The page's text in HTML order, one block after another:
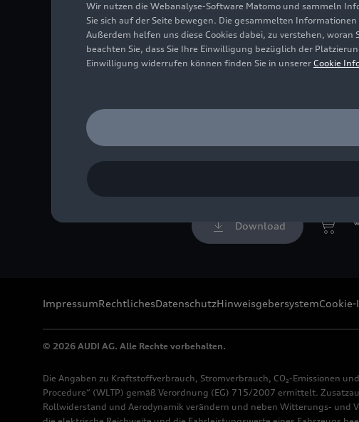
Rechte: Verwendung für
Download
ImpressumRechtlichesDatenschutzHinweisgebersystem
© 2026 AUDI AG. Alle Rechte vorbehalten.
Die Angaben zu Kraftstoffverbrauch, Stromverbrauch, CO₂-Emissionen
Procedure“ (WLTP) gemäß Verordnung (EG) 715/2007 ermittelt.
Rollwiderstand und Aerodynamik verändern und neben Witterungs- und
Wir nutzen die Webanalyse-Software Matomo und sammeln
Sie sich auf der Seite bewegen. Die gesammelten
Außerdem helfen uns diese Cookies dabei, zu verstehen,
beachten Sie, dass Sie Ihre Einwilligung bezüglich der
Einwilligung widerrufen können finden Sie in unserer Cookie